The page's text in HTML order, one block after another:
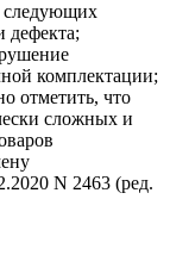
следующих
дефекта;
комплектации;
отметить, что
сложных и
N 2463 (ред.